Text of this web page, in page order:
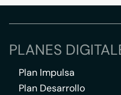
PLANES
Plan Impulsa
Plan Desarrollo